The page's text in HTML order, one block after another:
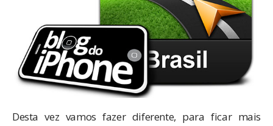
Desta vez vamos fazer diferente, para ficar mais